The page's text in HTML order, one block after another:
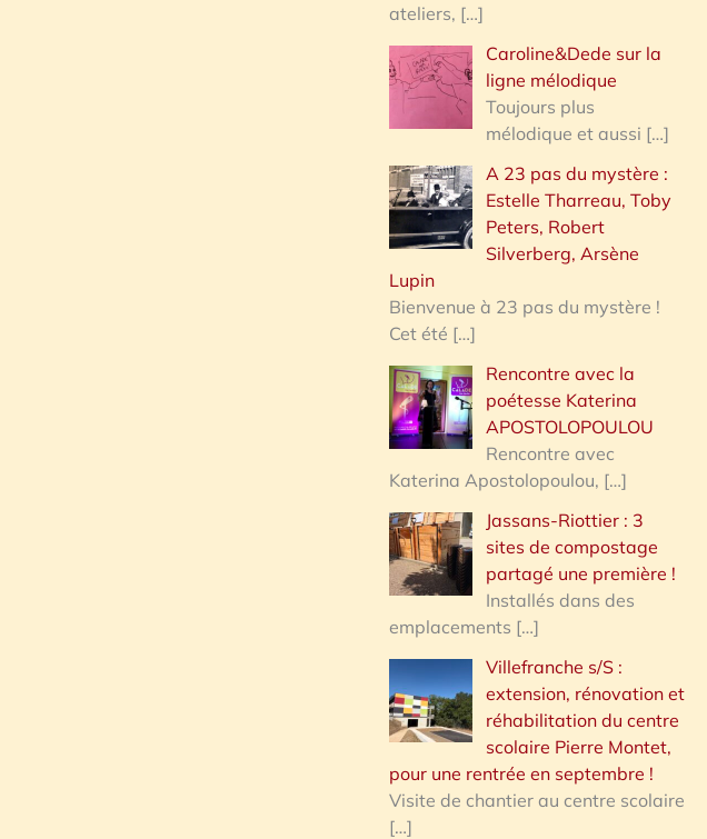
ateliers, […]
Caroline&Dede sur la
ligne mélodique
Toujours plus
mélodique et aussi […]
A 23 pas du mystère :
Estelle Tharreau, Toby
Peters, Robert
Silverberg, Arsène
Lupin
Bienvenue à 23 pas du mystère !
Cet été […]
Rencontre avec la
poétesse Katerina
APOSTOLOPOULOU
Rencontre avec
Katerina Apostolopoulou, […]
Jassans-Riottier : 3
sites de compostage
partagé une première !
Installés dans des
emplacements […]
Villefranche s/S :
extension, rénovation et
réhabilitation du centre
scolaire Pierre Montet,
pour une rentrée en septembre !
Visite de chantier au centre scolaire
[…]